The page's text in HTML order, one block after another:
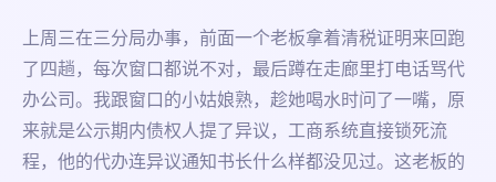
上周三在三分局办事，前面一个老板拿着清税证明来回跑
了四趟，每次窗口都说不对，最后蹲在走廊里打电话骂代
办公司。我跟窗口的小姑娘熟，趁她喝水时问了一嘴，原
来就是公示期内债权人提了异议，工商系统直接锁死流
程，他的代办连异议通知书长什么样都没见过。这老板的